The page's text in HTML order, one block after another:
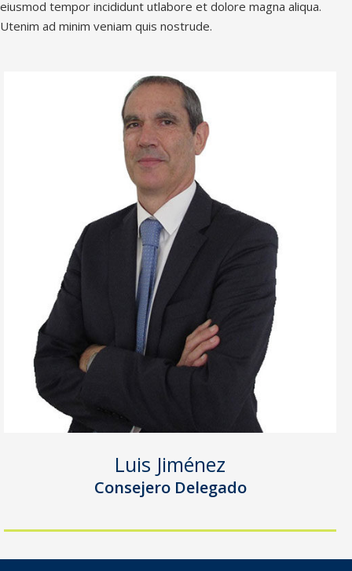
eiusmod tempor incididunt utlabore et dolore magna aliqua.
Utenim ad minim veniam quis nostrude.
Luis Jiménez
Consejero Delegado